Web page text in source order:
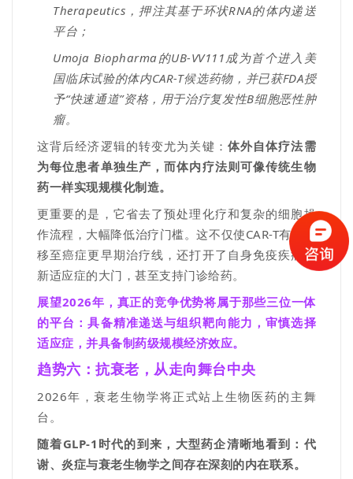
Therapeutics ，押注其基于环状RNA的体内递送
平台；
Umoja Biopharma的UB-VV111 成为首个进入美
国临床试验的体内CAR-T候选药物，并已获FDA授
予“快速通道”资格，用于治疗复发性B细胞恶性肿
瘤。
这背后经济逻辑的转变尤为关键： 体外自体疗法需
为每位患者单独生产，而体内疗法则可像传统生物
药一样实现规模化制造。
更重要的是，它省去了预处理化疗和复杂的细胞操
作流程，大幅降低治疗门槛。这不仅使CAR-T有望前
移至癌症更早期治疗线，还打开了自身免疫疾病等
新适应症的大门，甚至支持门诊给药。
展望2026年，真正的竞争优势将属于那些三位一体
的平台：具备精准递送与组织靶向能力，审慎选择
适应症，并具备制药级规模经济效应。
趋势六： 抗衰老 ， 从走向舞台中央
2026年，衰老生物学将正式站上生物医药的主舞
台 。
随着GLP-1 时代的到来，大型药企清晰地看到：代
谢、炎症与衰老生物学之间存在深刻的内在联系。